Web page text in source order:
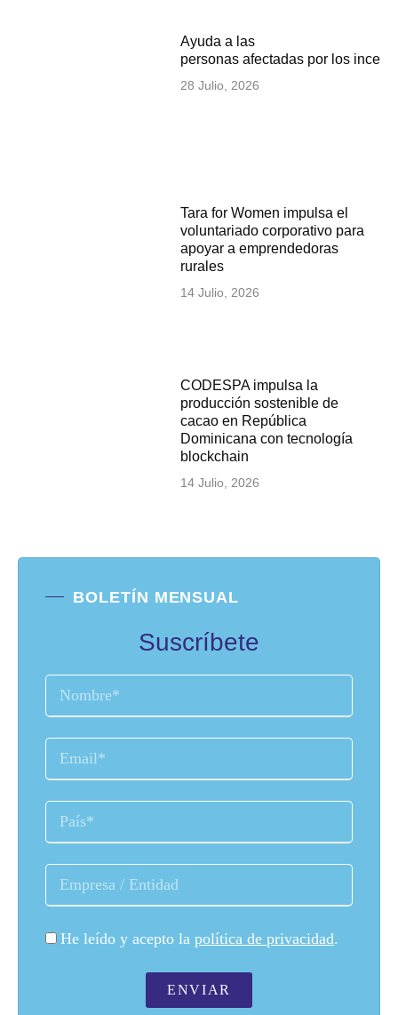
Ayuda a las
personas afectadas por los
28 Julio, 2026
Tara for Women impulsa el
voluntariado corporativo para
apoyar a emprendedoras
rurales
14 Julio, 2026
CODESPA impulsa la
producción sostenible de
cacao en República
Dominicana con tecnología
blockchain
14 Julio, 2026
BOLETÍN MENSUAL
Suscríbete
He leído y acepto la política de privacidad.
ENVIAR